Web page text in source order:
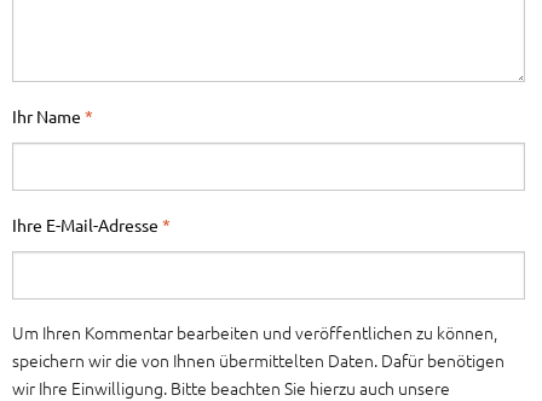
Ihr Name *
Ihre E-Mail-Adresse *
Um Ihren Kommentar bearbeiten und veröffentlichen zu können,
speichern wir die von Ihnen übermittelten Daten. Dafür benötigen
wir Ihre Einwilligung. Bitte beachten Sie hierzu auch unsere